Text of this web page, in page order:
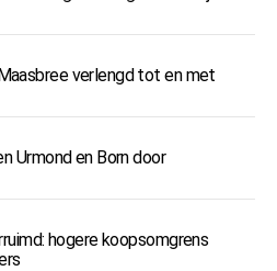
verlengd tot en met
Urmond en Born door
hogere koopsomgrens